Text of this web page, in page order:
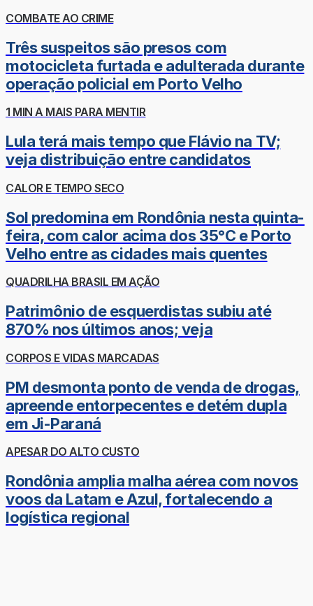
COMBATE AO CRIME
Três suspeitos são presos com
motocicleta furtada e adulterada durante
operação policial em Porto Velho
1 MIN A MAIS PARA MENTIR
Lula terá mais tempo que Flávio na TV;
veja distribuição entre candidatos
CALOR E TEMPO SECO
Sol predomina em Rondônia nesta quinta-
feira, com calor acima dos 35°C e Porto
Velho entre as cidades mais quentes
QUADRILHA BRASIL EM AÇÃO
Patrimônio de esquerdistas subiu até
870% nos últimos anos; veja
CORPOS E VIDAS MARCADAS
PM desmonta ponto de venda de drogas,
apreende entorpecentes e detém dupla
em Ji-Paraná
APESAR DO ALTO CUSTO
Rondônia amplia malha aérea com novos
voos da Latam e Azul, fortalecendo a
logística regional